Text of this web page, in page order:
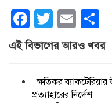
Facebook
Twitter
Email
এই বিভাগের আরও খবর
ক্ষতিকর
প্রত্যাহারের নির্দেশ